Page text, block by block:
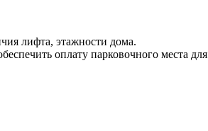
лифта, этажности дома.
оплату парковочного места